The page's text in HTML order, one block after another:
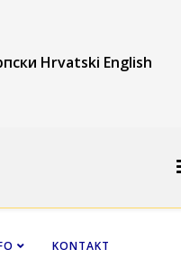
Hrvatski English
KONTAKT